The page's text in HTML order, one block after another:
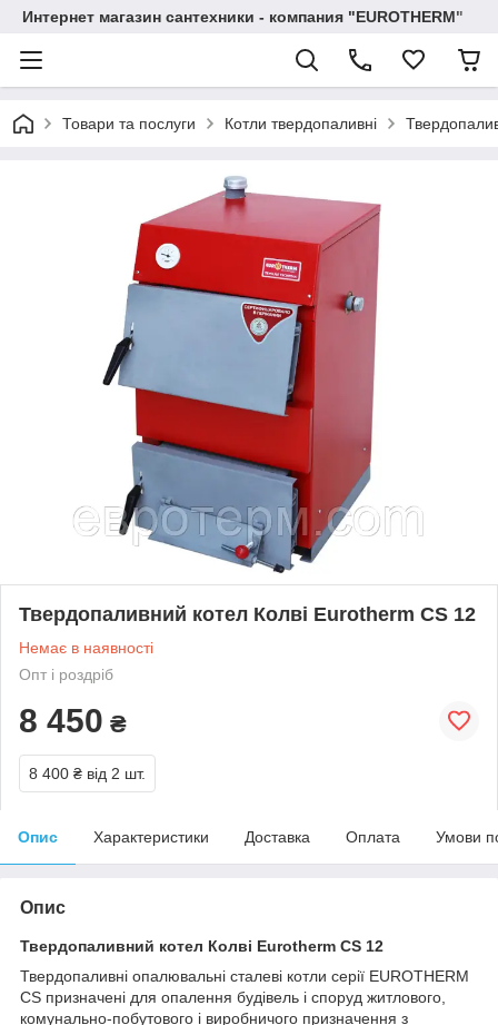
Интернет магазин сантехники - компания "EUROTHERM"
Товари та послуги Котли твердопаливні
Твердопаливний котел Колві Eurotherm CS 12
Немає в наявності
Опт і роздріб
8 450 ₴
8 400 ₴ від 2 шт.
Опис Характеристики Доставка Оплата Умови
Опис
Твердопаливний котел Колві Eurotherm CS 12
Твердопаливні опалювальні сталеві котли серії EUROTHERM
CS призначені для опалення будівель і споруд житлового,
комунально-побутового і виробничого призначення з